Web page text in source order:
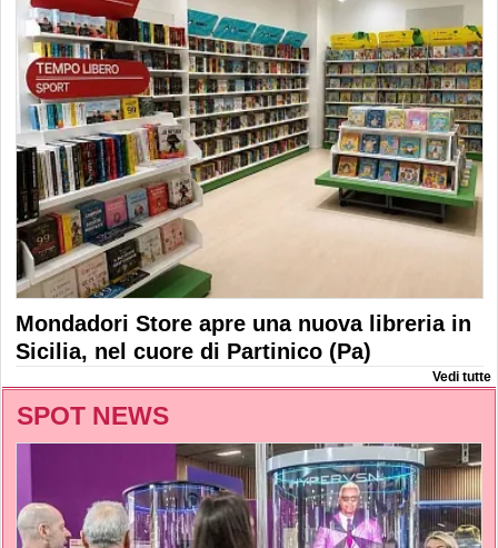
Mondadori Store apre una nuova libreria in
Sicilia, nel cuore di Partinico (Pa)
Vedi tutte
SPOT NEWS